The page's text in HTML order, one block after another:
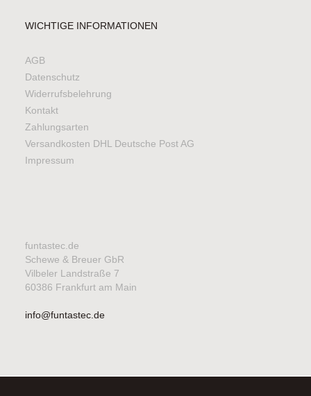
WICHTIGE INFORMATIONEN
AGB
Datenschutz
Widerrufsbelehrung
Kontakt
Zahlungsarten
Versandkosten DHL Deutsche Post AG
Impressum
funtastec.de
Schewe & Breuer GbR
Vilbeler Landstraße 7
60386 Frankfurt am Main
info@funtastec.de